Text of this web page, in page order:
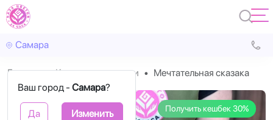
Самара
Ваш город - Самара?
Да Изменить
Главная Корзины с цветами Мечтательная сказака
Получить кешбек 30%